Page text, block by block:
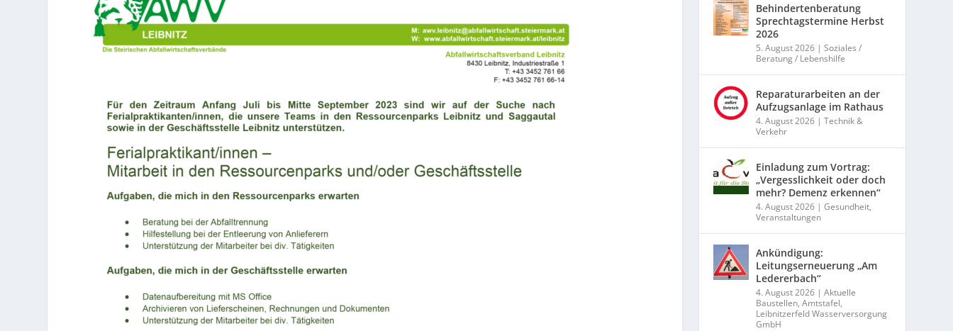
Behindertenberatung
Sprechtagstermine Herbst
2026
5. August 2026 |Soziales /
Beratung / Lebenshilfe
Reparaturarbeiten an der
Aufzugsanlage im Rathaus
4. August 2026 |Technik &
Verkehr
Einladung zum Vortrag:
„Vergesslichkeit oder doch
mehr? Demenz erkennen“
4. August 2026 |Gesundheit,
Veranstaltungen
Ankündigung:
Leitungserneuerung „Am
Ledererbach“
4. August 2026 |Aktuelle
Baustellen,Amtstafel,
Leibnitzerfeld Wasserversorgung
GmbH